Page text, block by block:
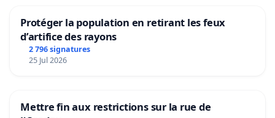
Protéger la population en retirant les feux
d’artifice des rayons
2 796 signatures
25 Jul 2026
Mettre fin aux restrictions sur la rue de